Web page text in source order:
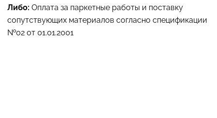
Либо: Оплата за паркетные работы и поставку
сопутствующих материалов согласно спецификации
№02 от 01.01.2001